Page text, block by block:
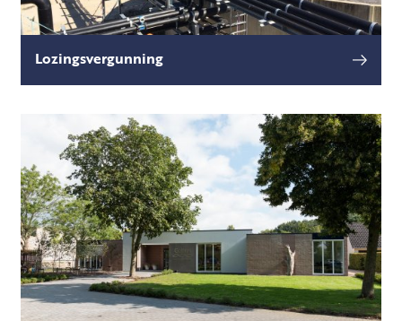
Lozingsvergunning
oppervlaktewaterlichaam, een
zuiveringstechnisch werk of een
rioolwaterzuiveringsinstallatie (rwzi) wordt